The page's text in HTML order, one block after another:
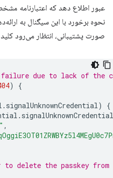
عبور اطلاع دهد که اعتبارنامه
نحوه برخورد با این سیگنال به
صورت پشتیبانی، انتظار می‌رود
due to lack of the
)
{
. signalUnknownCredential)
{
. signalUnknownCredential
,
delete the passkey from